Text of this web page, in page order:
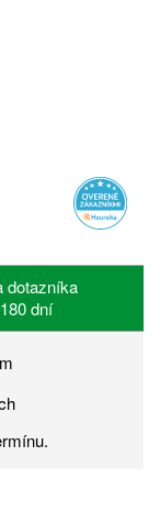
dotazníka
dní